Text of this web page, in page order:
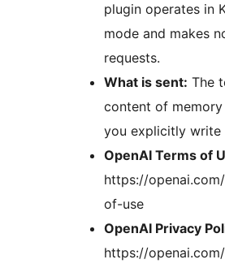
plugin operates in
mode and makes
requests.
What is sent: The
content of
you explicitly write
OpenAI Terms of
https://
of-use
OpenAI Privacy
https://